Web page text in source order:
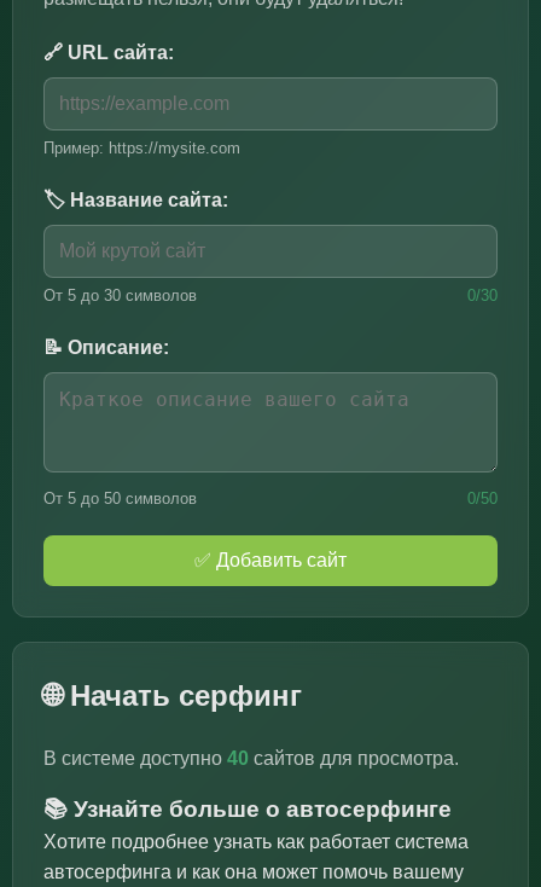
🔗 URL сайта:
Пример: https://mysite.com
🏷️ Название сайта:
От 5 до 30 символов 0/30
📝 Описание:
От 5 до 50 символов 0/50
✅ Добавить сайт
🌐 Начать серфинг
В системе доступно 40 сайтов для просмотра.
📚 Узнайте больше о автосерфинге
Хотите подробнее узнать как работает система
автосерфинга и как она может помочь вашему